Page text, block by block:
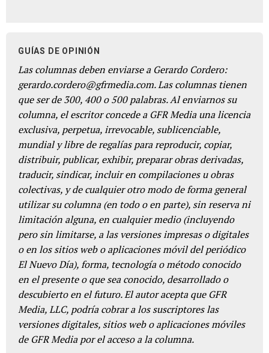
GUÍAS DE OPINIÓN
Las columnas deben enviarse a Gerardo Cordero:
gerardo.cordero@gfrmedia.com. Las columnas tienen
que ser de 300, 400 o 500 palabras. Al enviarnos su
columna, el escritor concede a GFR Media una licencia
exclusiva, perpetua, irrevocable, sublicenciable,
mundial y libre de regalías para reproducir, copiar,
distribuir, publicar, exhibir, preparar obras derivadas,
traducir, sindicar, incluir en compilaciones u obras
colectivas, y de cualquier otro modo de forma general
utilizar su columna (en todo o en parte), sin reserva ni
limitación alguna, en cualquier medio (incluyendo
pero sin limitarse, a las versiones impresas o digitales
o en los sitios web o aplicaciones móvil del periódico
El Nuevo Día), forma, tecnología o método conocido
en el presente o que sea conocido, desarrollado o
descubierto en el futuro. El autor acepta que GFR
Media, LLC, podría cobrar a los suscriptores las
versiones digitales, sitios web o aplicaciones móviles
de GFR Media por el acceso a la columna.